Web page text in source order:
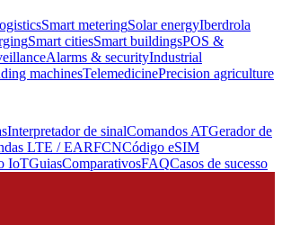
Smart meteringSolar energyIberdrola
Smart citiesSmart buildingsPOS &
Alarms & securityIndustrial
machinesTelemedicinePrecision agriculture
Interpretador de sinalComandos ATGerador de
LTE / EARFCNCódigo eSIM
IoTGuiasComparativosFAQCasos de sucesso